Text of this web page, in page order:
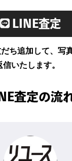
LINE査定
ち追加して、写
いたします。
査定の流